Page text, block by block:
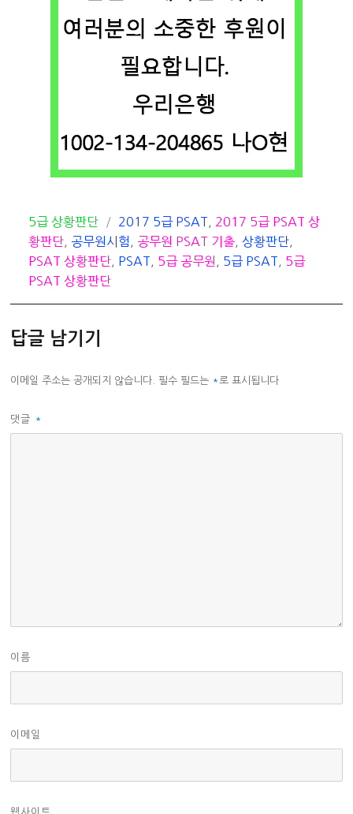
카
테
고
리
5급 상황판단
태
그
2017 5급 PSAT
2017 5급 PSAT 상
황판단
공무원시험 공무원 PSAT 기출 ,상황판단
PSAT 상황판단
PSAT 5급 공무원 5급 PSAT
5급
PSAT 상황판단
답글 남기기
이메일 주소는 공개되지 않습니다. 필수 필드는 *로 표시됩니다
댓글 *
이름
이메일